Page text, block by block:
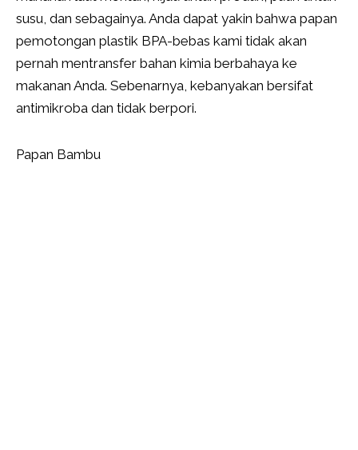
susu, dan sebagainya. Anda dapat yakin bahwa papan
pemotongan plastik BPA-bebas kami tidak akan
pernah mentransfer bahan kimia berbahaya ke
makanan Anda. Sebenarnya, kebanyakan bersifat
antimikroba dan tidak berpori.
Papan Bambu